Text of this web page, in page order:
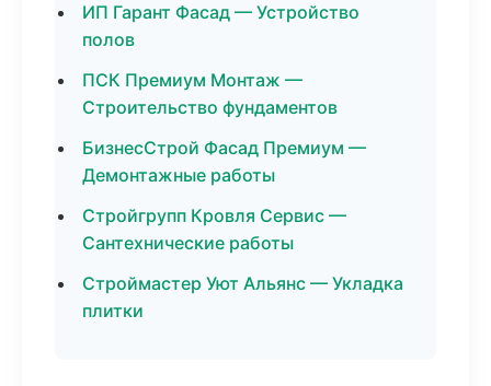
ИП Гарант Фасад — Устройство
полов
ПСК Премиум Монтаж —
Строительство фундаментов
БизнесСтрой Фасад Премиум —
Демонтажные работы
Стройгрупп Кровля Сервис —
Сантехнические работы
Строймастер Уют Альянс — Укладка
плитки